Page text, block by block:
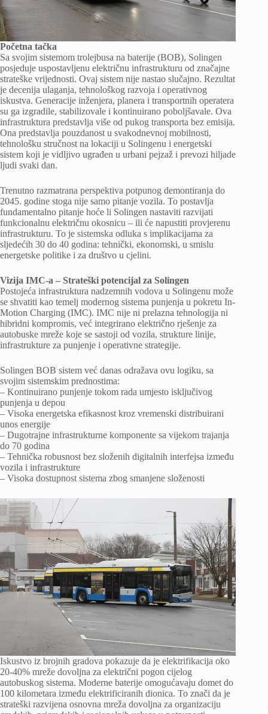
Početna tačka
Sa svojim sistemom trolejbusa na baterije (BOB), Solingen
posjeduje uspostavljenu električnu infrastrukturu od značajne
strateške vrijednosti. Ovaj sistem nije nastao slučajno. Rezultat
je decenija ulaganja, tehnološkog razvoja i operativnog
iskustva. Generacije inženjera, planera i transportnih operatera
su ga izgradile, stabilizovale i kontinuirano poboljšavale. Ova
infrastruktura predstavlja više od pukog transporta bez emisija.
Ona predstavlja pouzdanost u svakodnevnoj mobilnosti,
tehnološku stručnost na lokaciji u Solingenu i energetski
sistem koji je vidljivo ugrađen u urbani pejzaž i prevozi hiljade
ljudi svaki dan.
Trenutno razmatrana perspektiva potpunog demontiranja do
2045. godine stoga nije samo pitanje vozila. To postavlja
fundamentalno pitanje hoće li Solingen nastaviti razvijati
funkcionalnu električnu okosnicu – ili će napustiti provjerenu
infrastrukturu. To je sistemska odluka s implikacijama za
sljedećih 30 do 40 godina: tehnički, ekonomski, u smislu
energetske politike i za društvo u cjelini.
Vizija IMC-a – Strateški potencijal za Solingen
Postojeća infrastruktura nadzemnih vodova u Solingenu može
se shvatiti kao temelj modernog sistema punjenja u pokretu In-
Motion Charging (IMC). IMC nije ni prelazna tehnologija ni
hibridni kompromis, već integrirano električno rješenje za
autobuske mreže koje se sastoji od vozila, strukture linije,
infrastrukture za punjenje i operativne strategije.
Solingen BOB sistem već danas odražava ovu logiku, sa
svojim sistemskim prednostima:
– Kontinuirano punjenje tokom rada umjesto isključivog
punjenja u depou
– Visoka energetska efikasnost kroz vremenski distribuirani
unos energije
– Dugotrajne infrastrukturne komponente sa vijekom trajanja
do 70 godina
– Tehnička robusnost bez složenih digitalnih interfejsa između
vozila i infrastrukture
– Visoka dostupnost sistema zbog smanjene složenosti
Iskustvo iz brojnih gradova pokazuje da je elektrifikacija oko
20-40% mreže dovoljna za električni pogon cijelog
autobuskog sistema. Moderne baterije omogućavaju domet do
100 kilometara između elektrificiranih dionica. To znači da je
strateški razvijena osnovna mreža dovoljna za organizaciju